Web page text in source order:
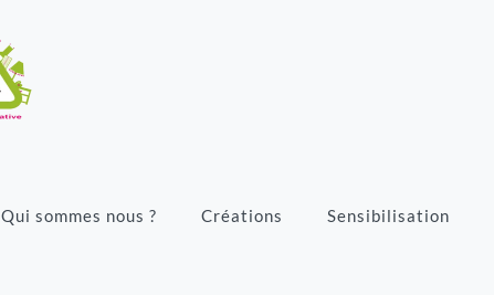
Qui sommes nous ? Créations Sensibilisation